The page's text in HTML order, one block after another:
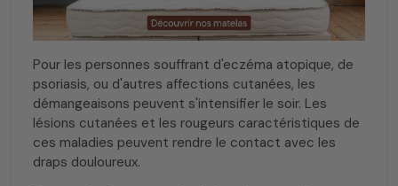
Pour les personnes souffrant d'eczéma atopique, de
psoriasis, ou d'autres affections cutanées, les
démangeaisons peuvent s'intensifier le soir. Les
lésions cutanées et les rougeurs caractéristiques de
ces maladies peuvent rendre le contact avec les
draps douloureux.